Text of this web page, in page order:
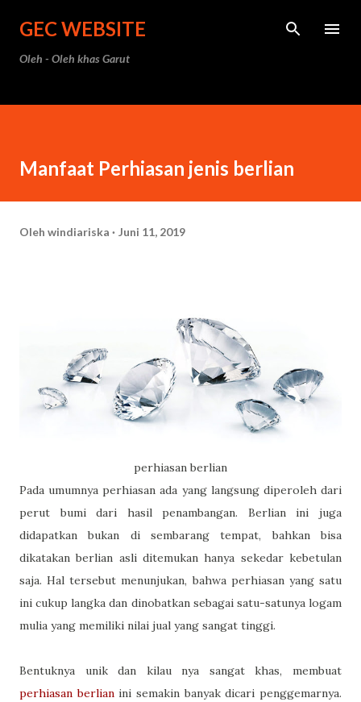
Langsung ke konten utama
GEC WEBSITE
Oleh - Oleh khas Garut
Manfaat Perhiasan jenis berlian
Oleh windiariska Juni 11, 2019
perhiasan berlian
Pada umumnya perhiasan ada yang langsung diperoleh dari
perut bumi dari hasil penambangan. Berlian ini juga
didapatkan bukan di sembarang tempat, bahkan bisa
dikatakan berlian asli ditemukan hanya sekedar kebetulan
saja. Hal tersebut menunjukan, bahwa perhiasan yang satu
ini cukup langka dan dinobatkan sebagai satu-satunya logam
mulia yang memiliki nilai jual yang sangat tinggi.
Bentuknya unik dan kilau nya sangat khas, membuat
perhiasan berlianini semakin banyak dicari penggemarnya.